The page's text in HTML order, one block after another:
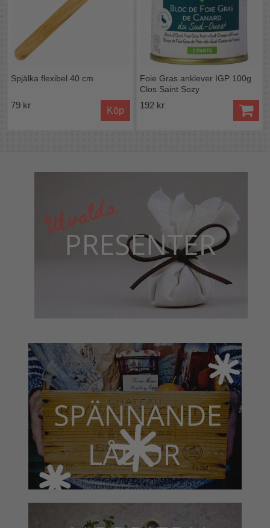
Spjälka flexibel 40 cm
79 kr
Köp
Foie Gras anklever IGP 100g
Clos Saint Sozy
192 kr